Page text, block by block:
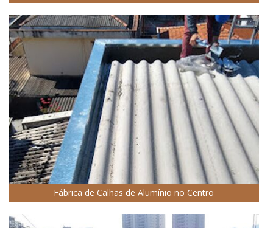
Fábrica de Calhas de Alumínio no Centro